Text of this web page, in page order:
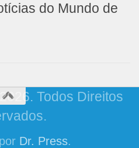
do Mundo de
Todos Direitos
Dr. Press.